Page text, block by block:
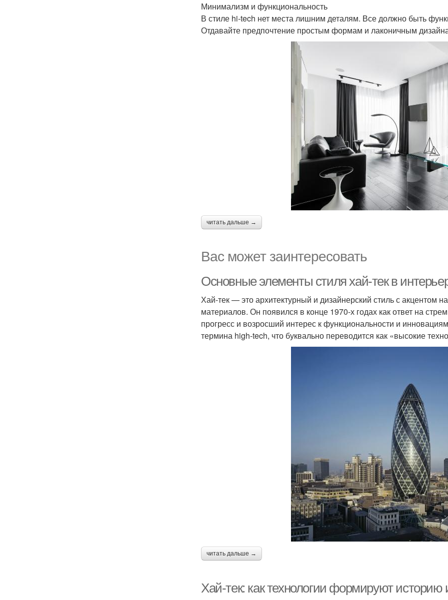
Минимализм и функциональность
В стиле hi-tech нет места лишним деталям. Все должно быть
Отдавайте предпочтение простым формам и лаконичным
читать дальше →
Вас может заинтересовать
Основные элементы стиля хай-тек в
Хай-тек — это архитектурный и дизайнерский стиль с акцентом
материалов. Он появился в конце 1970-х годах как ответ на
прогресс и возросший интерес к функциональности и
термина high-tech, что буквально переводится как «высокие
читать дальше →
Хай-тек: как технологии формируют историю